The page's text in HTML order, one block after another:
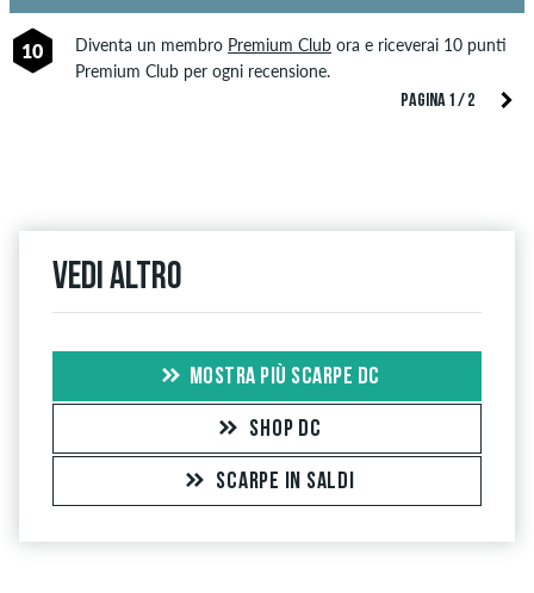
PAGINA 1 / 2
10 Diventa un membro Premium Clubora e riceverai 10 punti
Premium Club per ogni recensione.
Vedi altro
MOSTRA PIÙ SCARPE DC
SHOP DC
SCARPE IN SALDI